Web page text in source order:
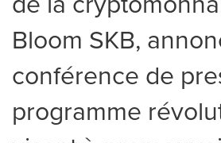
Bloom SKB,
conférence de
programme